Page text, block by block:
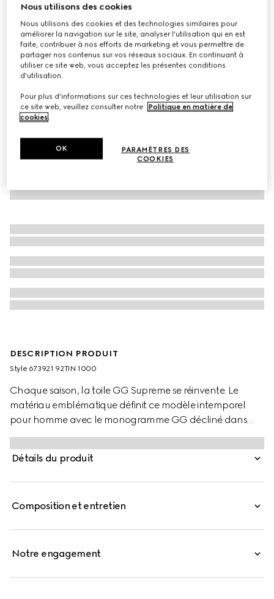
À personnaliser avec vos initiales
CA$590
Déclinaisonstoile Supreme noire
DESCRIPTION PRODUIT
Style ‎673921 92TIN 1000
Chaque saison, la toile GG Supreme se réinvente. Le
matériau emblématique définit ce modèle intemporel
pour homme avec le monogramme GG décliné dans
des tons sombres. Le détail GG enlacés donne un esprit
logo à ce modèle.
Détails du produit
Composition et entretien
Notre engagement
Nous utilisons des cookies
Nous utilisons des cookies et des technologies similaires pour
améliorer la navigation sur le site, analyser l'utilisation qui en est
faite, contribuer à nos efforts de marketing et vous permettre de
partager nos contenus sur vos réseaux sociaux. En continuant à
utiliser ce site web, vous acceptez les présentes conditions
d'utilisation.
Pour plus d'informations sur ces technologies et leur utilisation sur
ce site web, veuillez consulter notre
Politique en matière de
cookies.
PARAMÈTRES DES
COOKIES
OK